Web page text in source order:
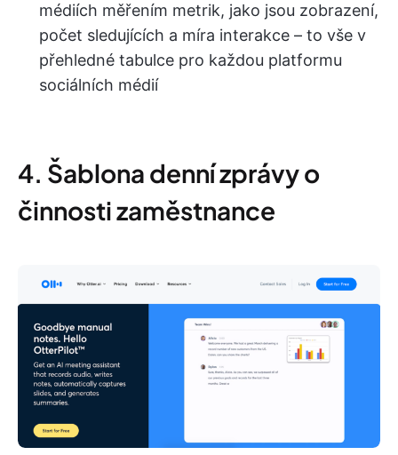
médiích měřením metrik, jako jsou zobrazení,
počet sledujících a míra interakce – to vše v
přehledné tabulce pro každou platformu
sociálních médií
4. Šablona denní zprávy o
činnosti zaměstnance